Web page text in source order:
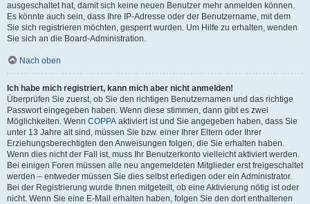
ausgeschaltet hat, damit sich keine neuen Benutzer mehr anmelden können.
Es könnte auch sein, dass Ihre IP-Adresse oder der Benutzername, mit dem
Sie sich registrieren möchten, gesperrt wurden. Um Hilfe zu erhalten, wenden
Sie sich an die Board-Administration.
Nach oben
Ich habe mich registriert, kann mich aber nicht anmelden!
Überprüfen Sie zuerst, ob Sie den richtigen Benutzernamen und das richtige
Passwort eingegeben haben. Wenn diese stimmen, dann gibt es zwei
Möglichkeiten. Wenn COPPA aktiviert ist und Sie angegeben haben, dass Sie
unter 13 Jahre alt sind, müssen Sie bzw. einer Ihrer Eltern oder Ihrer
Erziehungsberechtigten den Anweisungen folgen, die Sie erhalten haben.
Wenn dies nicht der Fall ist, muss Ihr Benutzerkonto vielleicht aktiviert werden.
Bei einigen Foren müssen alle neu angemeldeten Mitglieder erst freigeschaltet
werden – entweder müssen Sie dies selbst erledigen oder ein Administrator.
Bei der Registrierung wurde Ihnen mitgeteilt, ob eine Aktivierung nötig ist oder
nicht. Wenn Sie eine E-Mail erhalten haben, folgen Sie den dort enthaltenen